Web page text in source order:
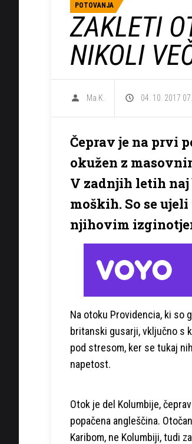
POTOVANJA
ZAKLETI
NIKOLI
Ma.K. 04. 10. 2017
Čeprav je na prvi
okužen z
V zadnjih letih naj
moških. So se
njihovim
Na otoku Providencia, ki so
britanski gusarji, vključno s
pod stresom, ker se tukaj
napetost.
Otok je del Kolumbije,
popačena angleščina.
Karibom, ne Kolumbiji, tudi